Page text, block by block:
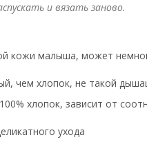
и вязать заново.
кожи малыша, может
чем хлопок, не такой
хлопок, зависит от
ухода